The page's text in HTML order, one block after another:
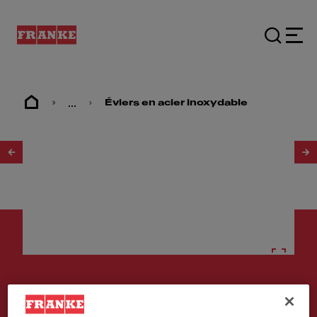
... Éviers en acier inoxydable
Éviers en acier inoxydable